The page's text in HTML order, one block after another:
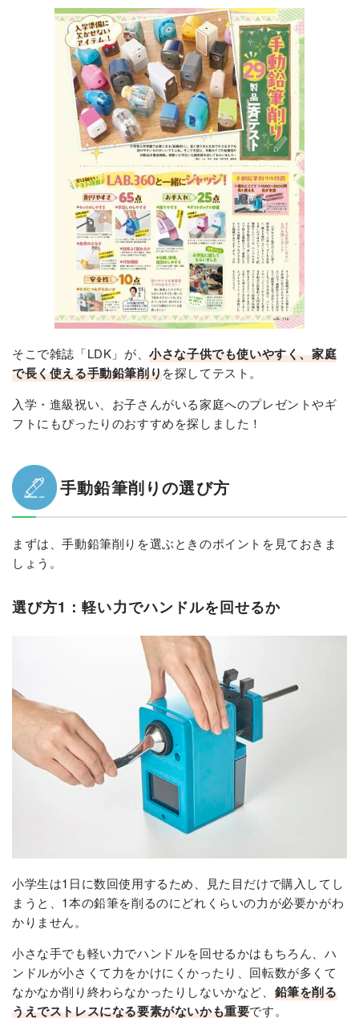
そこで雑誌「LDK」が、小さな子供でも使いやすく、家庭
で長く使える手動鉛筆削りを探してテスト。
入学・進級祝い、お子さんがいる家庭へのプレゼントやギ
フトにもぴったりのおすすめを探しました！
手動鉛筆削りの選び方
まずは、手動鉛筆削りを選ぶときのポイントを見ておきま
しょう。
選び方1：軽い力でハンドルを回せるか
小学生は1日に数回使用するため、見た目だけで購入してし
まうと、1本の鉛筆を削るのにどれくらいの力が必要かがわ
かりません。
小さな手でも軽い力でハンドルを回せるかはもちろん、ハ
ンドルが小さくて力をかけにくかったり、回転数が多くて
なかなか削り終わらなかったりしないかなど、 鉛筆を削る
うえでストレスになる要素がないかも重要です。